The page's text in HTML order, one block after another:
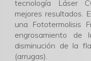
tecnología Láser
mejores resultados.
una Fototermolisis
engrosamiento
disminución de la
(arrugas).